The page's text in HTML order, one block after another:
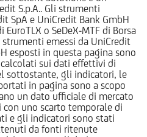
S.p.A.. Gli strumenti
SpA e UniCredit Bank GmbH
o SeDeX-MTF di Borsa
emessi da UniCredit
esposti in questa pagina sono
sui dati effettivi di
sottostante, gli indicatori, le
in pagina sono a scopo
un dato ufficiale di mercato
con uno scarto temporale di
e gli indicatori sono stati
da fonti ritenute